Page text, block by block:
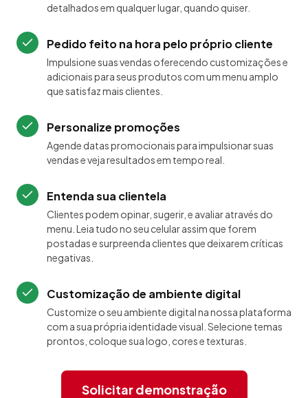
detalhados em qualquer lugar, quando quiser.
Pedido feito na hora pelo próprio cliente
Impulsione suas vendas oferecendo customizações e
adicionais para seus produtos com um menu amplo
que satisfaz mais clientes.
Personalize promoções
Agende datas promocionais para impulsionar suas
vendas e veja resultados em tempo real.
Entenda sua clientela
Clientes podem opinar, sugerir, e avaliar através do
menu. Leia tudo no seu celular assim que forem
postadas e surpreenda clientes que deixarem críticas
negativas.
Customização de ambiente digital
Customize o seu ambiente digital na nossa plataforma
com a sua própria identidade visual. Selecione temas
prontos, coloque sua logo, cores e texturas.
Solicitar demonstração